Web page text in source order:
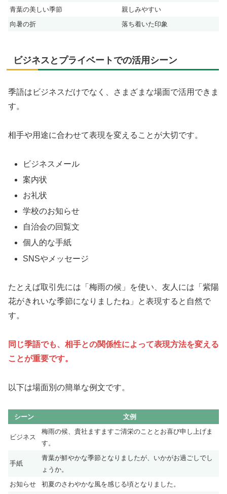
青葉の美しい季節
親しみやすい
向暑の折
落ち着いた印象
ビジネスとプライベートでの活用シーン
季語はビジネスだけでなく、さまざまな場面で活用できま
す。
相手や用途に合わせて表現を変えることが大切です。
ビジネスメール
案内状
お礼状
学校のお知らせ
自治会の回覧文
個人的な手紙
SNSやメッセージ
たとえば取引先には「梅雨の候」を使い、友人には「紫陽
花がきれいな季節になりましたね」と表現すると自然で
す。
同じ季語でも、相手との関係性によって表現方法を変える
ことが重要です。
以下は場面別の簡単な例文です。
シーン 文例
ビジネス
梅雨の候、貴社ますますご清栄のこととお喜び申し上げま
す。
手紙
青葉が鮮やかな季節となりましたが、いかがお過ごしでし
ょうか。
お知らせ
初夏のさわやかな風を感じる頃となりました。